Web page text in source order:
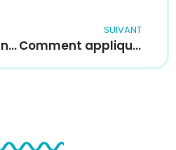
Étendre la confiance en soi à ses équipes
SUIVANT
Comment appliquer les leçons de confiance de l’armée aux organisations civiles ?